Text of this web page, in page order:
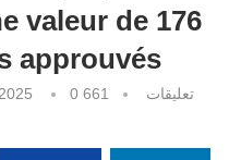
valeur de 176
approuvés
0 تعليقات
661